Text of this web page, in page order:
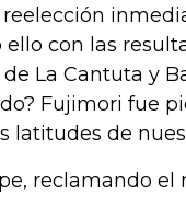
ello con las
La Cantuta y
Fujimori fue
latitudes de
reclamando el